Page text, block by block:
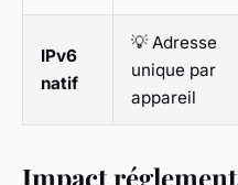
IPv6
natif
💡 Adresse
unique par
appareil
Impact